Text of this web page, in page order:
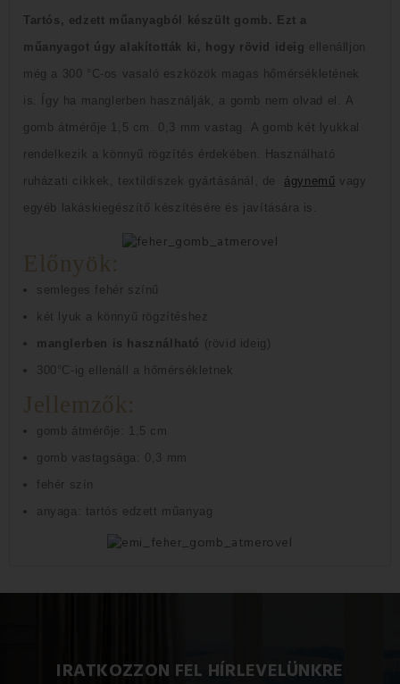
Tartós, edzett műanyagból készült gomb.
Ezt a
műanyagot úgy alakították ki, hogy rövid ideig ellenálljon
még a 300 °C-os vasaló eszközök magas hőmérsékletének
is.
Így ha manglerben használják, a gomb nem olvad el. A
gomb átmérője 1,5 cm.
0,3 mm vastag. A gomb két lyukkal
rendelkezik a könnyű rögzítés érdekében.
Használható
ruházati cikkek, textildíszek gyártásánál, de ágynemű vagy
egyéb lakáskiegészítő készítésére és javítására is.
Előnyök:
semleges fehér színű
két lyuk a könnyű rögzítéshez
manglerben is használható (rövid ideig)
300°C-ig ellenáll a hőmérsékletnek
Jellemzők:
gomb átmérője: 1,5 cm
gomb vastagsága: 0,3 mm
fehér szín
anyaga: tartós edzett műanyag
IRATKOZZON FEL HÍRLEVELÜNKRE